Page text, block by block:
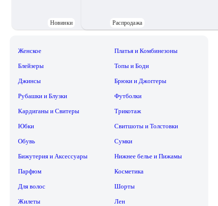
Новинки Распродажа
Женское Платья и Комбинезоны
Блейзеры Топы и Боди
Джинсы Брюки и Джоггеры
Рубашки и Блузки Футболки
Кардиганы и Свитеры Трикотаж
Юбки Свитшоты и Толстовки
Обувь Сумки
Бижутерия и Аксессуары Нижнее белье и Пижамы
Парфюм Косметика
Для волос Шорты
Жилеты Лен